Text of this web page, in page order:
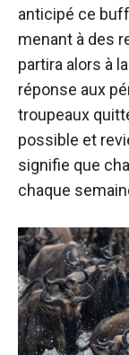
anticipé ce
menant à des
partira alors à
réponse aux
troupeaux
possible et
signifie que
chaque